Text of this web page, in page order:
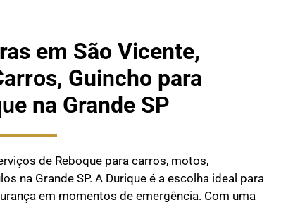
em São Vicente,
Guincho para
na Grande SP
de Reboque para carros, motos,
na Grande SP. A Durique é a escolha ideal para
em momentos de emergência. Com uma